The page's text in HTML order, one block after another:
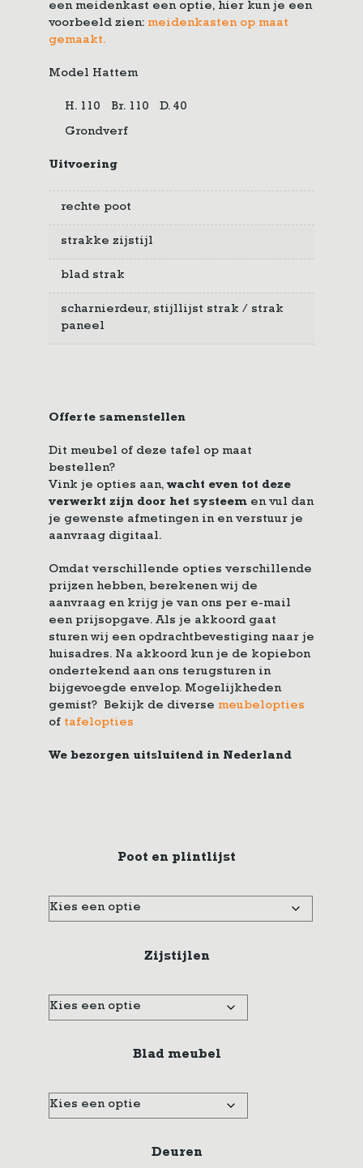
een meidenkast een optie, hier kun je een
voorbeeld zien: meidenkasten op maat
gemaakt.
Model Hattem
H. 110 Br. 110 D. 40
Grondverf
Uitvoering
rechte poot
strakke zijstijl
blad strak
scharnierdeur, stijllijst strak / strak
paneel
Offerte samenstellen
Dit meubel of deze tafel op maat
bestellen?
Vink je opties aan, wacht even tot deze
verwerkt zijn door het systeem en vul dan
je gewenste afmetingen in en verstuur je
aanvraag digitaal.
Omdat verschillende opties verschillende
prijzen hebben, berekenen wij de
aanvraag en krijg je van ons per e-mail
een prijsopgave. Als je akkoord gaat
sturen wij een opdrachtbevestiging naar je
huisadres. Na akkoord kun je de kopiebon
ondertekend aan ons terugsturen in
bijgevoegde envelop. Mogelijkheden
gemist? Bekijk de diverse meubelopties
of tafelopties
We bezorgen uitsluitend in Nederland
Poot en plintlijst
Zijstijlen
Blad meubel
Deuren